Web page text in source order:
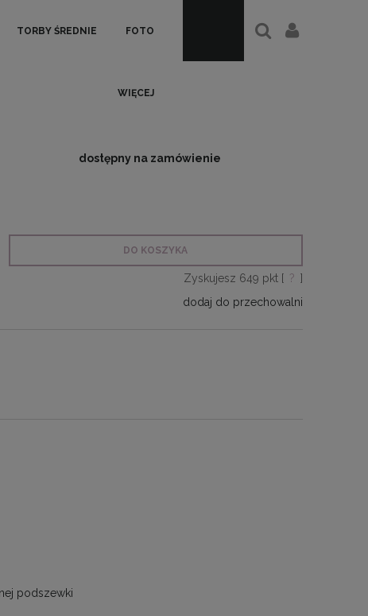
TORBY ŚREDNIE FOTO
WIĘCEJ
dostępny na zamówienie
DO KOSZYKA
Zyskujesz 649 pkt [ ? ]
dodaj do przechowalni
podszewki